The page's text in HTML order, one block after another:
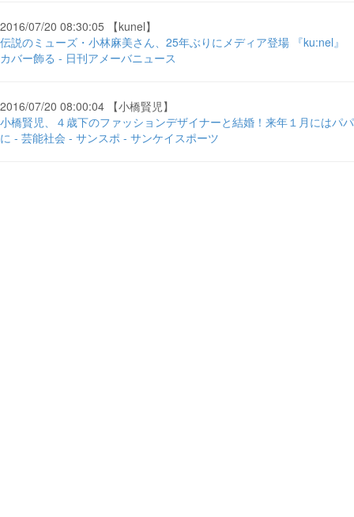
2016/07/20 08:30:05 【kunel】
伝説のミューズ・小林麻美さん、25年ぶりにメディア登場 『ku:nel』
カバー飾る - 日刊アメーバニュース
2016/07/20 08:00:04 【小橋賢児】
小橋賢児、４歳下のファッションデザイナーと結婚！来年１月にはパパ
に - 芸能社会 - サンスポ - サンケイスポーツ